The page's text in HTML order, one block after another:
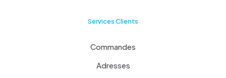
Services Clients
Commandes
Adresses